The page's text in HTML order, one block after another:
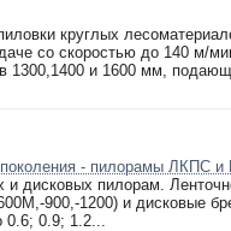
круглых
со скоростью до 140 м/
1300,1400 и 1600 мм,
поколения - пилорамы ЛКПС и
и дисковых пилорам.
900,-1200) и дисковые
0.6; 0.9; 1.2...